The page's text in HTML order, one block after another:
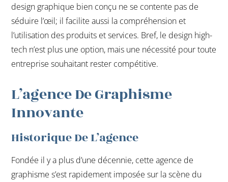
design graphique bien conçu ne se contente pas de
séduire l’œil; il facilite aussi la compréhension et
l’utilisation des produits et services. Bref, le design high-
tech n’est plus une option, mais une nécessité pour toute
entreprise souhaitant rester compétitive.
L’agence De Graphisme
Innovante
Historique De L’agence
Fondée il y a plus d’une décennie, cette agence de
graphisme s’est rapidement imposée sur la scène du